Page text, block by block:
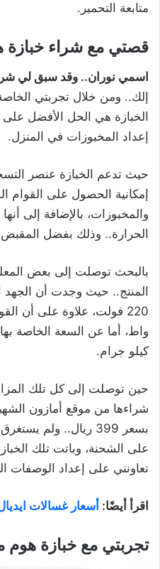
متابعة التحمير.
قصتي مع شراء خبازة
اسمي نوران.. وقد سبق لي
إلك.. ومن خلال تجربتي
الخبازة هي الحل الأفضل
إعداد المخبوزات في المنزل.
حيث تدعم الخبازة عنصر
إمكانية الحصول على القوام
والمخبوزات، بالإضافة إلى
الحرارة.. وذلك بفضل المقبض
بالبحث توصلت إلى بعض
المنتج.. حيث وجدت أن الجهد
كيلو جرام.
حين توصلت إلى كل تلك
شراءها من موقع أمازون
بسعر 399 ريال..
على الشحنة، وباتت تلك
تعاونني على إعداد الوصفات
اقرأ أيضًا: أسعار غسالات ايديال
تجربتي مع خبازة هوم